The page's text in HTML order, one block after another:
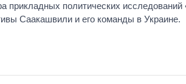
прикладных политических
Саакашвили и его команды в Украине.